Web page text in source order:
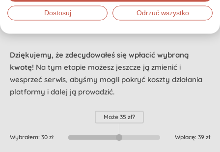
Wybrana kwota:30,00 zł
Dziękujemy, że zdecydowałeś się wpłacić wybraną
kwotę! Na tym etapie możesz jeszcze ją zmienić i
wesprzeć serwis, abyśmy mogli pokryć koszty działania
platformy i dalej ją prowadzić.
Wybrałem: 30 zł
Może 35 zł?
Wpłacę: 39 zł
Dostosuj Odrzuć wszystko